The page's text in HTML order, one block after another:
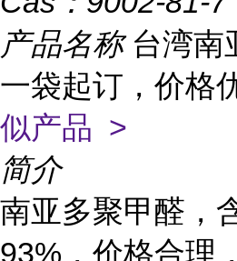
产品名称台湾南
一袋起订，价格
似产品 >
简介
南亚多聚甲醛 ，
93%，价格合理